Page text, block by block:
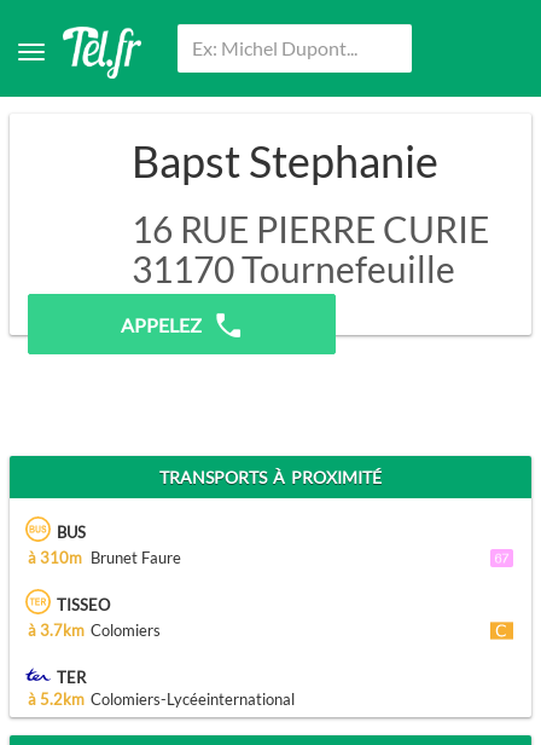
Bapst Stephanie
16 RUE PIERRE CURIE
31170Tournefeuille
Pas de prospection.
APPELEZ
TRANSPORTS À PROXIMITÉ
BUS
à 310m Brunet Faure
TISSEO
à 3.7km Colomiers
TER
à 5.2km Colomiers-Lycéeinternational